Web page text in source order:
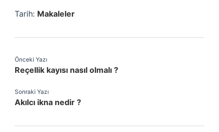
Tarih: Makaleler
Önceki Yazı
Reçellik kayısı nasıl olmalı ?
Sonraki Yazı
Akılcı ikna nedir ?